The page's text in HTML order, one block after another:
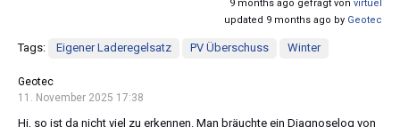
9 months ago gefragt von virtuel
updated 9 months ago by Geotec
Tags: Eigener Laderegelsatz PV Überschuss Winter
Geotec
11. November 2025 17:38
Hi, so ist da nicht viel zu erkennen. Man bräuchte ein Diagnoselog von